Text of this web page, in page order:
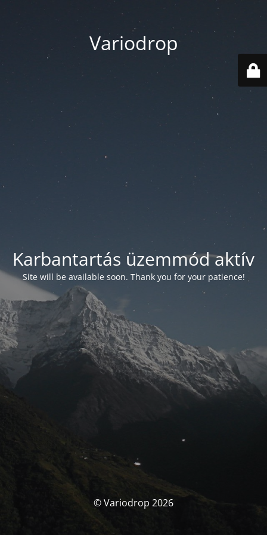
Variodrop
Karbantartás üzemmód aktív
Site will be available soon. Thank you for your patience!
© Variodrop 2026